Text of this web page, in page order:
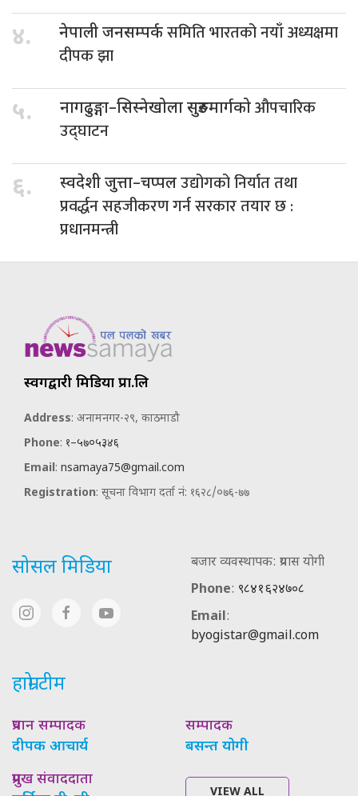
४. नेपाली जनसम्पर्कसमिति भारतको नयाँ अध्यक्षमा
दीपक झा
५. नागढुङ्गा–सिस्नेखोला सुरुङमार्गकोऔपचारिक
उद्घाटन
६. स्वदेशी जुत्ता–चप्पलउद्योगको निर्यात तथा
प्रवर्द्धन सहजीकरण गर्न सरकार तयार छ :
प्रधानमन्त्री
स्वर्गद्वारी मिडिया प्रा.लि
Address: अनामनगर-२९, काठमाडौ
Phone: १–५७०५३४६
Email: nsamaya75@gmail.com
Registration: सूचना विभाग दर्ता नं: १६२८/०७६-७७
सोसल मिडिया
बजार व्यवस्थापक: प्रयास योगी
Phone: ९८४१६२४७०८
Email:
byogistar@gmail.com
हाम्रो टीम
प्रधान सम्पादक
दीपक आचार्य
सम्पादक
बसन्त योगी
प्रमुख संवाददाता
VIEW ALL